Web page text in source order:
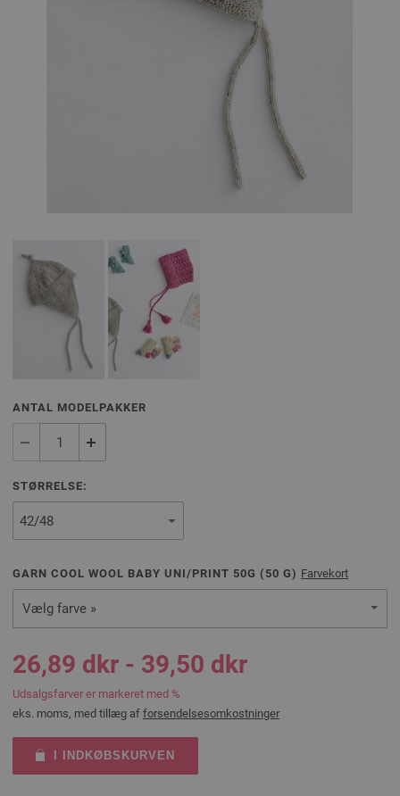
ANTAL MODELPAKKER
STØRRELSE:
GARN COOL WOOL BABY UNI/PRINT 50G ( 50 G) Farvekort
Vælg farve »
26,89 dkr - 39,50 dkr
Udsalgsfarver er markeret med %
eks. moms, med tillæg af forsendelsesomkostninger
I INDKØBSKURVEN